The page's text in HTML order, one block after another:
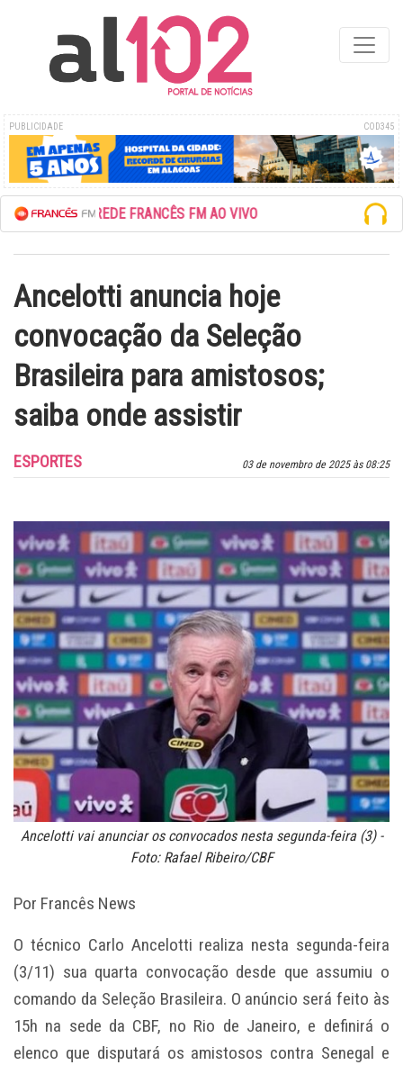
PUBLICIDADE COD345
ESCUTE A REDE FRANCÊS FM AO VIVO
Ancelotti anuncia hoje
convocação da Seleção
Brasileira para amistosos;
saiba onde assistir
03 de novembro de 2025 às 08:25
ESPORTES
Ancelotti vai anunciar os convocados nesta segunda-feira (3) -
Foto: Rafael Ribeiro/CBF
Por Francês News
O técnico Carlo Ancelotti realiza nesta segunda-feira
(3/11) sua quarta convocação desde que assumiu o
comando da Seleção Brasileira. O anúncio será feito às
15h na sede da CBF, no Rio de Janeiro, e definirá o
elenco que disputará os amistosos contra Senegal e